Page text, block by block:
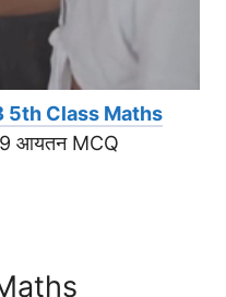
5th Class Maths
आयतन MCQ